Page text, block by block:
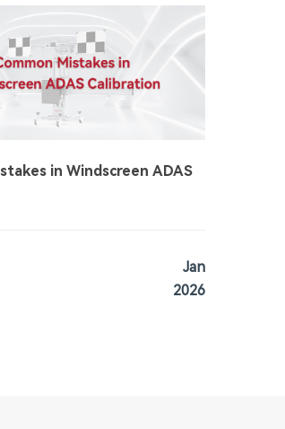
in Windscreen ADAS
Jan
2026